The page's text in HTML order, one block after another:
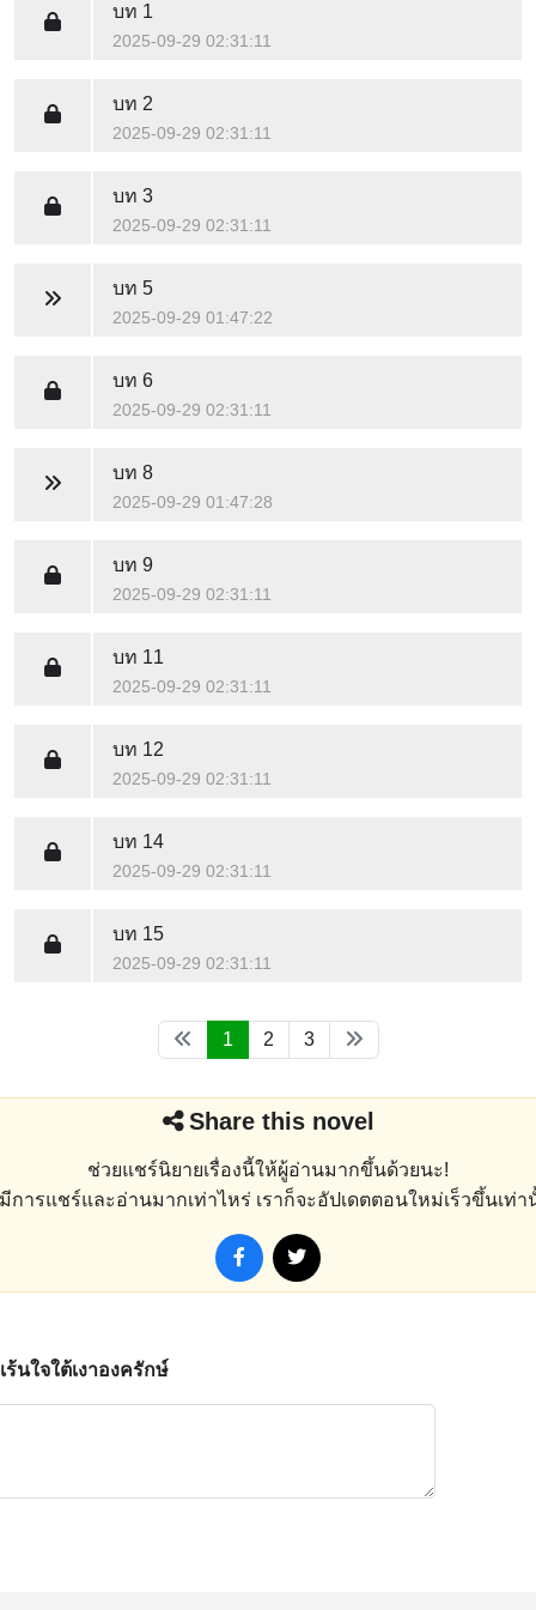
บท 1
2025-09-29 02:31:11
บท 2
2025-09-29 02:31:11
บท 3
2025-09-29 02:31:11
บท 5
2025-09-29 01:47:22
บท 6
2025-09-29 02:31:11
บท 8
2025-09-29 01:47:28
บท 9
2025-09-29 02:31:11
บท 11
2025-09-29 02:31:11
บท 12
2025-09-29 02:31:11
บท 14
2025-09-29 02:31:11
บท 15
2025-09-29 02:31:11
1 2 3
Share this novel
ช่วยแชร์นิยายเรื่องนี้ให้ผู้อ่านมากขึ้นด้วยนะ!
การแชร์และอ่านมากเท่าไหร่ เราก็จะอัปเดตตอนใหม่เร็วขึ้นเท่า
นใจใต้เงาองครักษ์